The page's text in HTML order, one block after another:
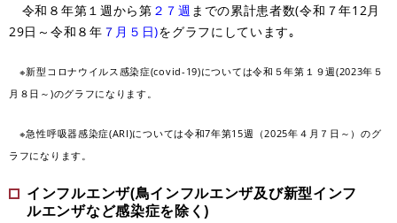
令和８年第１週から第 ２７週 までの累計患者数(令和７年12月
29日～令和８年 ７ 月５日)をグラフにしています｡
※新型コロナウイルス感染症(covid-19)については令和５年第１９週(2023年５
月８日～)のグラフになります。
※急性呼吸器感染症(ARI)については令和7年第15週（2025年４月７日～）のグ
ラフになります。
インフルエンザ(鳥インフルエンザ及び新型インフ
ルエンザなど感染症を除く)